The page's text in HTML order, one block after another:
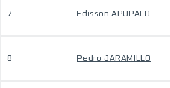
7 Edisson APUPALO
8 Pedro JARAMILLO